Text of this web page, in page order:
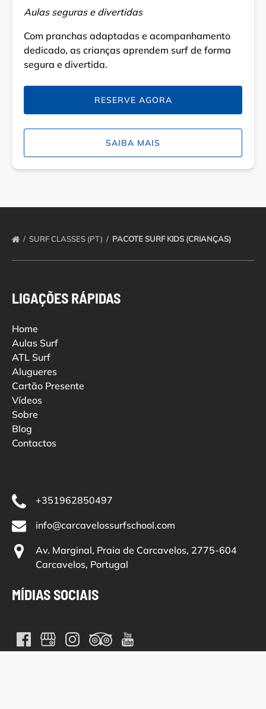
Aulas seguras e divertidas
Com pranchas adaptadas e acompanhamento
dedicado, as crianças aprendem surf de forma
segura e divertida.
RESERVE AGORA
SAIBA MAIS
SURF CLASSES (PT) PACOTE SURF KIDS (CRIANÇAS)
LIGAÇÕES RÁPIDAS
Home
Aulas Surf
ATL Surf
Alugueres
Cartão Presente
Vídeos
Sobre
Blog
Contactos
+351962850497
info@carcavelossurfschool.com
Av. Marginal, Praia de Carcavelos, 2775-604
Carcavelos, Portugal
MÍDIAS SOCIAIS